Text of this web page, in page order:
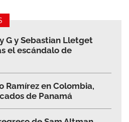
G y Sebastian Lletget
el escándalo de
Ramírez en Colombia,
de Panamá